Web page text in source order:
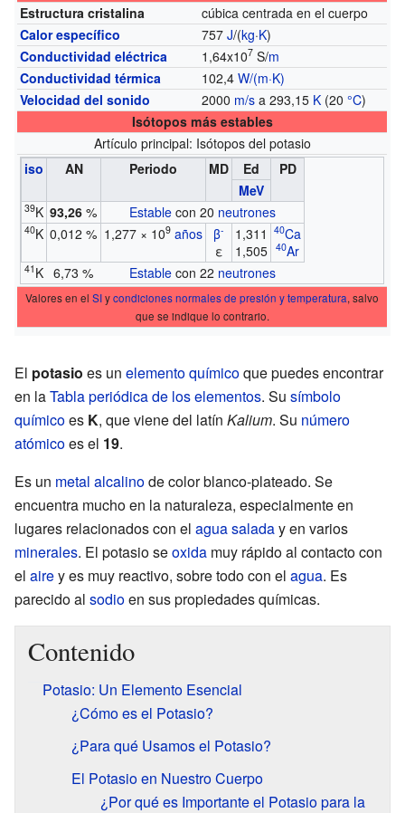
Estructura cristalina
cúbica centrada en el cuerpo
Calor específico
757J/(kg·K)
Conductividad eléctrica
1,64x107 S/m
Conductividad térmica
102,4W/(m·K)
Velocidad del sonido
2000 m/s a 293,15 K (20°C)
Isótopos más estables
Artículo principal: Isótopos del potasio
iso
AN Periodo MD Ed
PD
MeV
39K 93,26 % Estable con 20 neutrones
40K 0,012 % 1,277 × 109 años β-
ε
1,311
1,505
40Ca
40Ar
41 K 6,73 % Establecon 22 neutrones
Valores en elSIycondiciones normales de presión y temperatura, salvo
que se indique lo contrario.
El potasio es un elemento químicoque puedes encontrar
en laTabla periódica de los elementos. Su símbolo
químicoes K, que viene del latín Kalium. Su número
atómicoes el 19.
Es un metal alcalinode color blanco-plateado. Se
encuentra mucho en la naturaleza, especialmente en
lugares relacionados con el agua saladay en varios
minerales. El potasio seoxida muy rápido al contacto con
el airey es muy reactivo, sobre todo con el agua. Es
parecido al sodioen sus propiedades químicas.
Contenido
Potasio: Un Elemento Esencial
¿Cómo es el Potasio?
¿Para qué Usamos el Potasio?
El Potasio en Nuestro Cuerpo
¿Por qué es Importante el Potasio para la